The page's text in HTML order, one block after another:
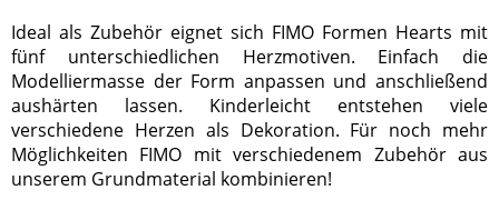
Ideal als Zubehör eignet sich FIMO Formen Hearts mit
fünf unterschiedlichen Herzmotiven. Einfach die
Modelliermasse der Form anpassen und anschließend
aushärten lassen. Kinderleicht entstehen viele
verschiedene Herzen als Dekoration. Für noch mehr
Möglichkeiten FIMO mit verschiedenem Zubehör aus
unserem Grundmaterial kombinieren!